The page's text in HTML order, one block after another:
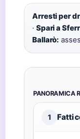
Arresti per
· Spari a
Ballarò:
PANORAMICA
1 Fatti